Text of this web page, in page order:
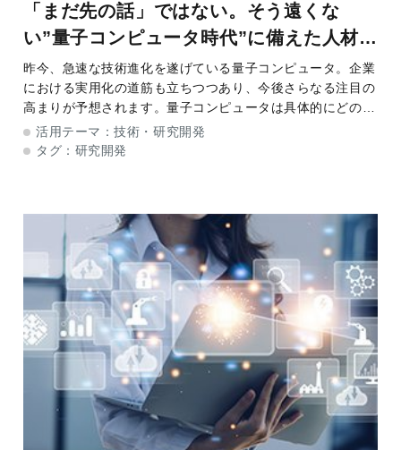
「まだ先の話」ではない。そう遠くな
い”量子コンピュータ時代”に備えた人材育
成戦略
昨今、急速な技術進化を遂げている量子コンピュータ。企業
における実用化の道筋も立ちつつあり、今後さらなる注目の
高まりが予想されます。量子コンピュータは具体的にどのよ
うなビジネスに活用できるのでしょうか。その実用化に向
け、私たちにどのような役割が求められるのか
活用テーマ：技術・研究開発
タグ： 研究開発